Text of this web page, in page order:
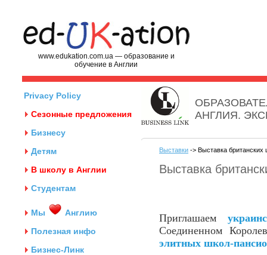
www.edukation.com.ua — образование и
обучение в Англии
Privacy Policy
Сезонные предложения
Бизнесу
Детям
В школу в Англии
Студентам
Мы
Англию
Полезная инфо
Бизнес-Линк
АНГЛИЯ.
Выставки -> Выставка британских
Выставка
Приглашаем
Соединенном
элитных школ-